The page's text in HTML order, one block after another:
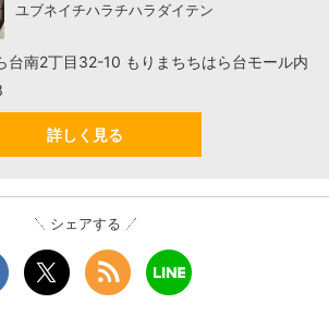
ユブネイチハラチハラダイテン
台南2丁目32-10 もりまちちはら台モール内
詳しく見る
シェアする